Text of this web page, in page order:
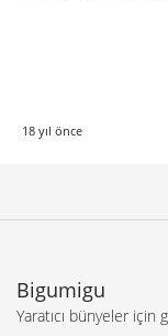
18 yıl önce
Bigumigu
Yaratıcı bünyeler için